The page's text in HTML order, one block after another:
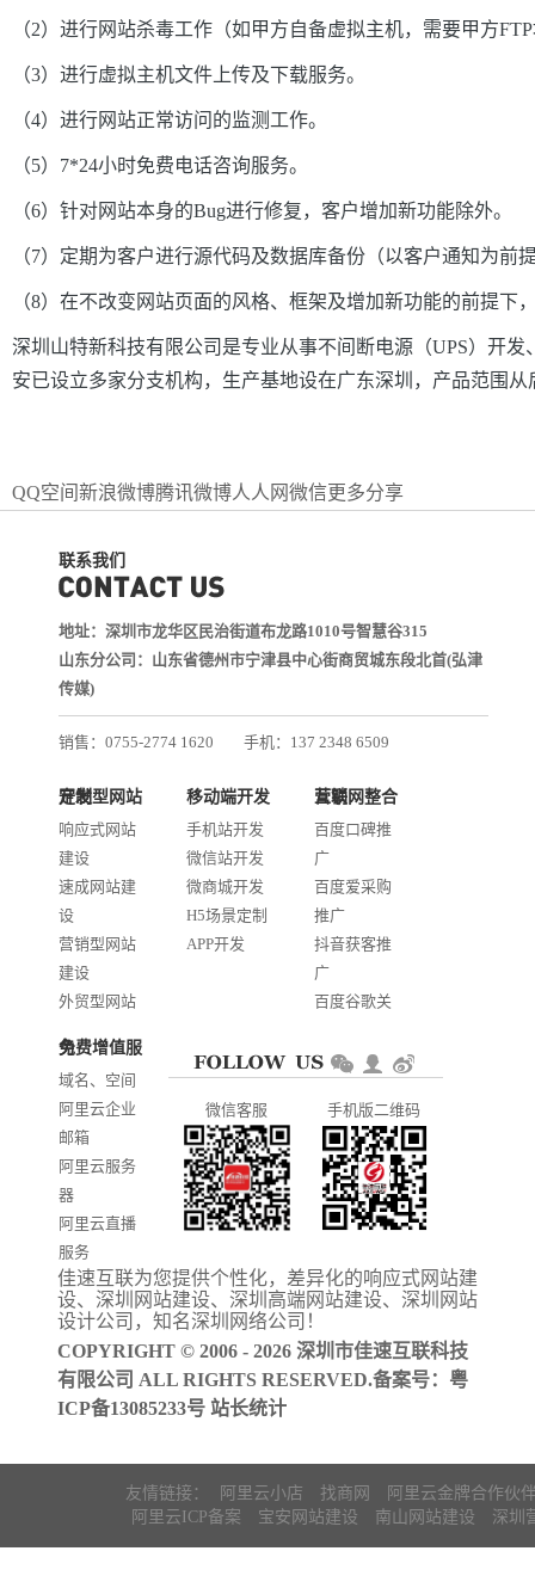
（2）进行网站杀毒工作（如甲方自备虚拟主机，需要甲方
（3）进行虚拟主机文件上传及下载服务。
（4）进行网站正常访问的监测工作。
（5）7*24小时免费电话咨询服务。
（6）针对网站本身的Bug进行修复，客户增加新功能除外。
（7）定期为客户进行源代码及数据库备份（以客户通知为前
（8）在不改变网站页面的风格、框架及增加新功能的前提下
深圳山特新科技有限公司 是专业从事不间断电源（UPS）开
安已设立多家分支机构，生产基地设在广东深圳，产品范围
QQ空间 新浪微博腾讯微博人人网微信更多分享
联系我们
地址：深圳市龙华区民治街道布龙路1010号智慧谷315
山东分公司：山东省德州市宁津县中心街商贸城东段北首(弘津
传媒)
销售：0755-2774 1620
手机：137 2348 6509
邮箱：services@jiasuweb.com
定制型网站开发
响应式网站
建设
速成网站建
设
营销型网站
建设
外贸型网站
商城网站开
发
门户信息平
台开发
移动端开发
手机站开发
微信站开发
微商城开发
H5场景定制
APP开发
互联网整合营销
百度口碑推
广
百度爱采购
推广
抖音获客推
广
百度谷歌关
AI智能发布
免费增值服务
域名、空间
阿里云企业
邮箱
阿里云服务
器
阿里云直播
服务
阿里云ICP备
案
微信客服 手机版二维码
佳速互联为您提供个性化，差异化的响应式网站建
设、 深圳网站建设、 深圳高端网站建设、 深圳网站
设计公司 ，知名深圳网络公司 ！
COPYRIGHT © 2006 - 2026 深圳市佳速互联科技
有限公司 ALL RIGHTS RESERVED.备案号： 粤
ICP备13085233号 站长统计
友情链接： 阿里云小店 找商网
阿里云金牌合作伙
阿里云ICP备案
宝安网站建设 南山网站建设 深圳